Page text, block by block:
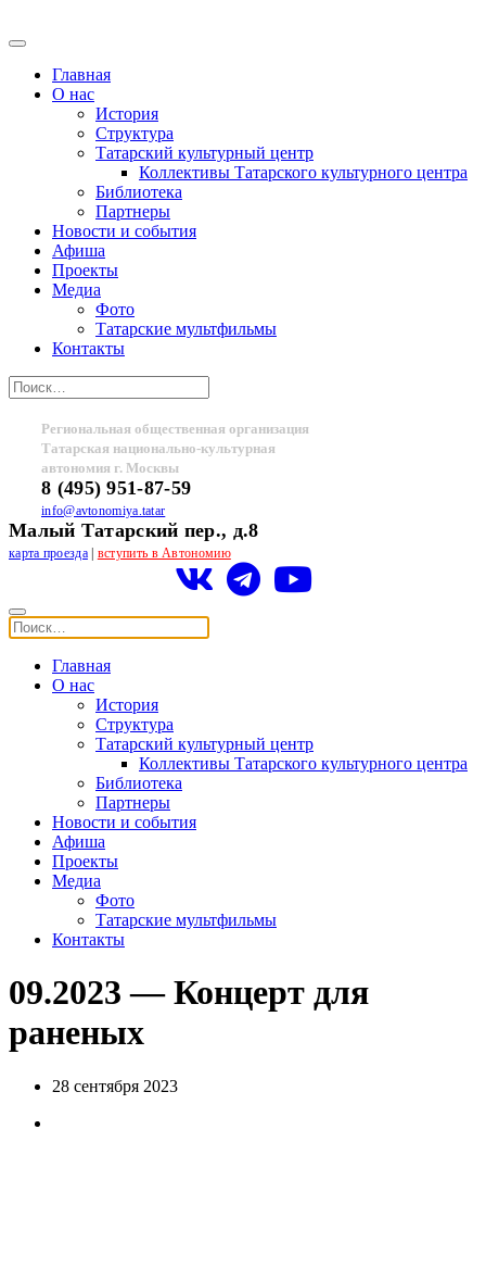
Главная
О нас
История
Структура
Татарский культурный центр
Коллективы Татарского культурного центра
Библиотека
Партнеры
Новости и события
Афиша
Проекты
Медиа
Фото
Татарские мультфильмы
Контакты
Региональная общественная организация
Татарская национально-культурная
автономия г. Москвы
8 (495) 951-87-59
info@avtonomiya.tatar
Малый Татарский пер., д.8
карта проезда| вступить в Автономию
Главная
О нас
История
Структура
Татарский культурный центр
Коллективы Татарского культурного центра
Библиотека
Партнеры
Новости и события
Афиша
Проекты
Медиа
Фото
Татарские мультфильмы
Контакты
09.2023 — Концерт для
раненых
28 сентября 2023